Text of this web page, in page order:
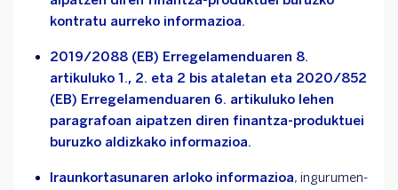
kontratu aurreko informazioa.
2019/2088 (EB) Erregelamenduaren 8.
artikuluko 1., 2. eta 2 bis ataletan eta 2020/852
(EB) Erregelamenduaren 6. artikuluko lehen
paragrafoan aipatzen diren finantza-produktuei
buruzko aldizkako informazioa.
Iraunkortasunaren arloko informazioa, ingurumen-